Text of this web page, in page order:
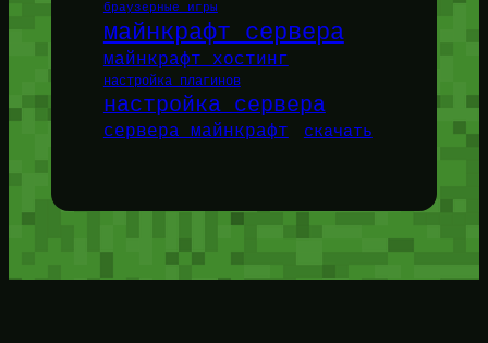
браузерные игры
майнкрафт сервера
майнкрафт хостинг
настройка плагинов
настройка сервера
сервера майнкрафт скачать